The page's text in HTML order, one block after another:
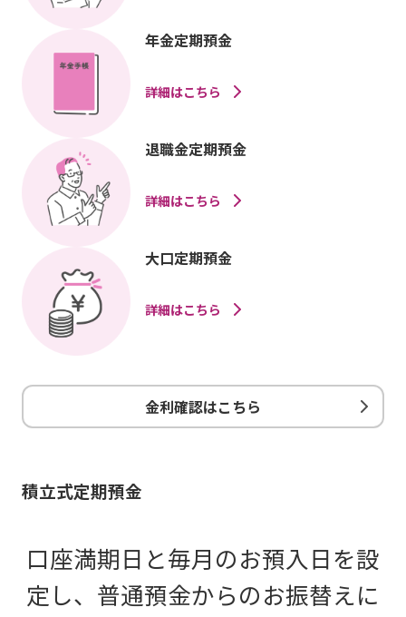
年金定期預金
詳細はこちら
退職金定期預金
詳細はこちら
大口定期預金
詳細はこちら
金利確認はこちら
積立式定期預金
口座満期日と毎月のお預入日を設
定し、普通預金からのお振替えに